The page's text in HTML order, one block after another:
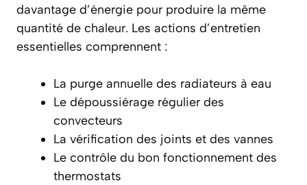
davantage d’énergie pour produire la même
quantité de chaleur. Les actions d’entretien
essentielles comprennent :
La purge annuelle des radiateurs à eau
Le dépoussiérage régulier des
convecteurs
La vérification des joints et des vannes
Le contrôle du bon fonctionnement des
thermostats